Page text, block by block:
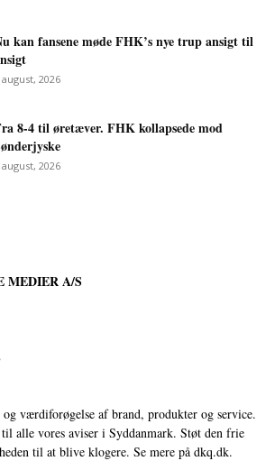
kan fansene møde FHK’s nye trup ansigt til
august, 2026
8-4 til øretæver. FHK kollapsede mod
august, 2026
MEDIER A/S
værdiforøgelse af brand, produkter og service.
alle vores aviser i Syddanmark. Støt den frie
til at blive klogere. Se mere på dkq.dk.